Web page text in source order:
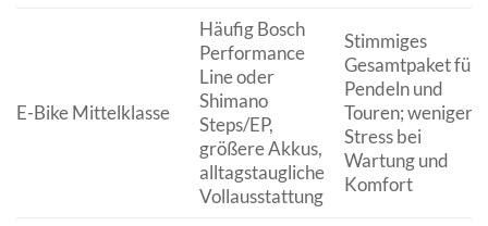
E-Bike Mittelklasse
Häufig Bosch
Performance
Line oder
Shimano
Steps/EP,
größere Akkus,
alltagstaugliche
Vollausstattung
Stimmiges
Gesamtpaket für
Pendeln und
Touren; weniger
Stress bei
Wartung und
Komfort